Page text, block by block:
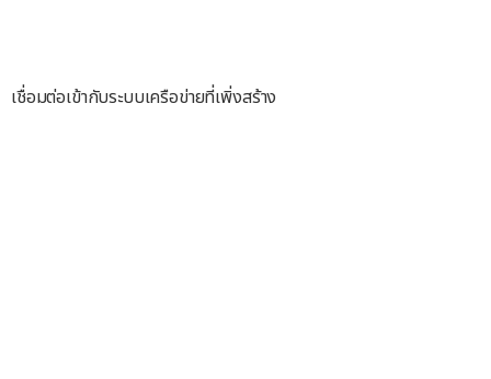
เชื่อมต่อเข้ากับระบบเครือข่ายที่เพิ่งสร้าง